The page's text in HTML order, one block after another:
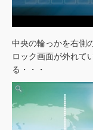
中央の輪っかを右側
ロック画面が外れて
る・・・